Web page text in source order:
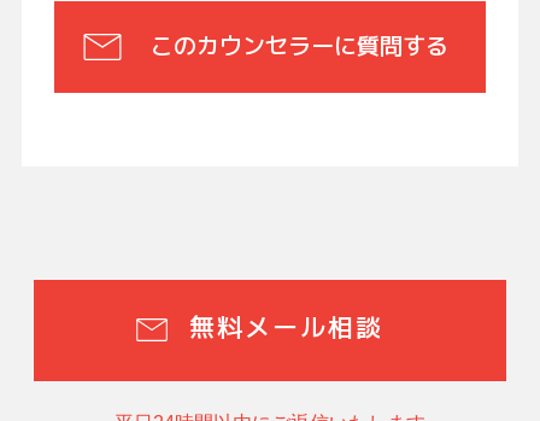
このカウンセラーに質問する
無料メール相談